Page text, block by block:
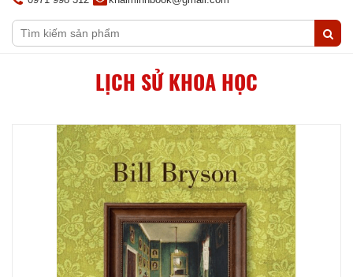
LỊCH SỬ KHOA HỌC